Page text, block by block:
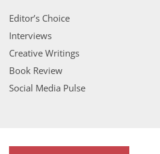
Editor’s Choice
Interviews
Creative Writings
Book Review
Social Media Pulse